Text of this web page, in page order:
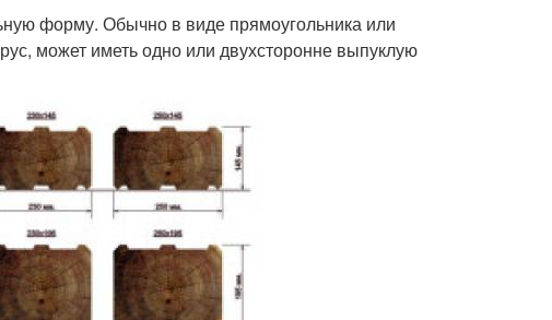
форму. Обычно в виде прямоугольника или
может иметь одно или двухсторонне выпуклую